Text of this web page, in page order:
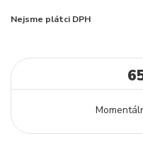
Nejsme plátci DPH